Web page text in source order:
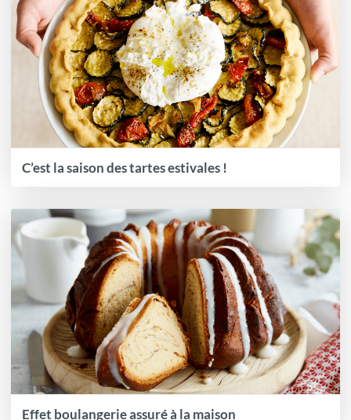
C’est la saison des tartes estivales !
Effet boulangerie assuré à la maison